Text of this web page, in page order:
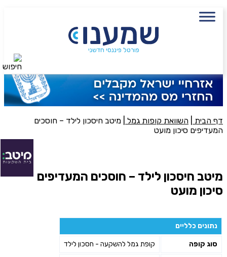
פורטל פיננסי חדשני
דף הבית השוואת קופות גמל
מיטב חיסכון לילד – חוסכים
המעדיפים סיכון מועט
מיטב חיסכון לילד – חוסכים המעדיפים
סיכון מועט
נתונים כלליים
סוג קופה קופת גמל להשקעה - חסכון לילד
פעולה נדרשת
היכן מנוהל החיסכון?
אני מאשר את תנאיי השימוש והפרטיות של האתר
פנסיוניים\ביטוח באמצעות טלפון, מייל או SMS מאיתנו או צד שלישי
שליחה
חיפוש